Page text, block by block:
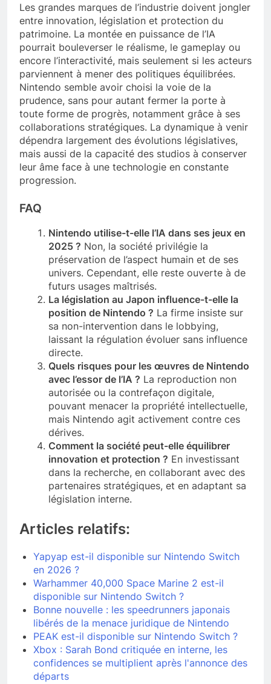
Les grandes marques de l’industrie doivent jongler
entre innovation, législation et protection du
patrimoine. La montée en puissance de l’IA
pourrait bouleverser le réalisme, le gameplay ou
encore l’interactivité, mais seulement si les acteurs
parviennent à mener des politiques équilibrées.
Nintendo semble avoir choisi la voie de la
prudence, sans pour autant fermer la porte à
toute forme de progrès, notamment grâce à ses
collaborations stratégiques. La dynamique à venir
dépendra largement des évolutions législatives,
mais aussi de la capacité des studios à conserver
leur âme face à une technologie en constante
progression.
FAQ
Nintendo utilise-t-elle l’IA dans ses jeux en
2025 ? Non, la société privilégie la
préservation de l’aspect humain et de ses
univers. Cependant, elle reste ouverte à de
futurs usages maîtrisés.
La législation au Japon influence-t-elle la
position de Nintendo ? La firme insiste sur
sa non-intervention dans le lobbying,
laissant la régulation évoluer sans influence
directe.
Quels risques pour les œuvres de Nintendo
avec l’essor de l’IA ? La reproduction non
autorisée ou la contrefaçon digitale,
pouvant menacer la propriété intellectuelle,
mais Nintendo agit activement contre ces
dérives.
Comment la société peut-elle équilibrer
innovation et protection ? En investissant
dans la recherche, en collaborant avec des
partenaires stratégiques, et en adaptant sa
législation interne.
Articles relatifs:
Yapyap est-il disponible sur Nintendo Switch
en 2026 ?
Warhammer 40,000 Space Marine 2 est-il
disponible sur Nintendo Switch ?
Bonne nouvelle : les speedrunners japonais
libérés de la menace juridique de Nintendo
PEAK est-il disponible sur Nintendo Switch ?
Xbox : Sarah Bond critiquée en interne, les
confidences se multiplient après l'annonce des
départs